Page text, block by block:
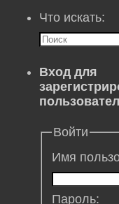
Что искать:
Вход для
Войти
Имя
Пароль: